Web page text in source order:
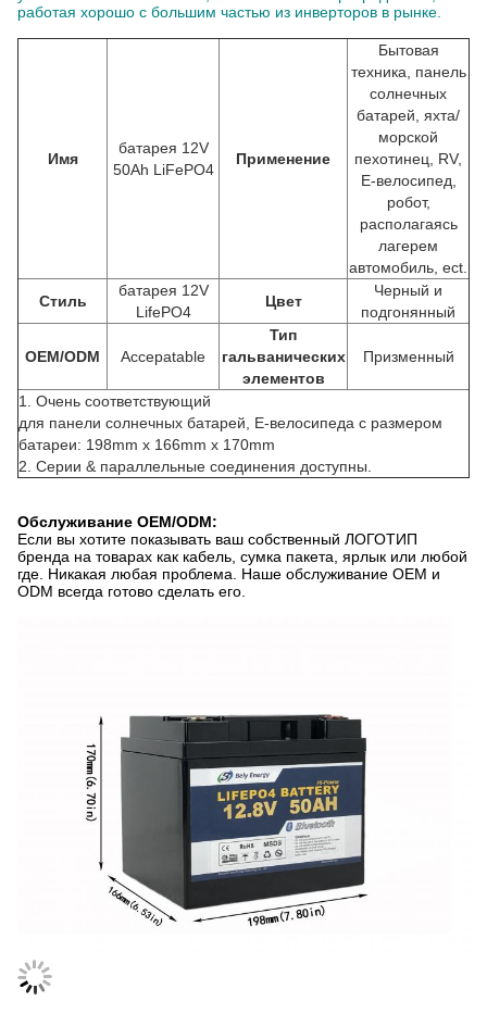
работая хорошо с большим частью из инверторов в рынке.
Имя
батарея 12V
50Ah LiFePO4
Применение
Бытовая
техника, панель
солнечных
батарей, яхта/
морской
пехотинец, RV,
E-велосипед,
робот,
располагаясь
лагерем
автомобиль, ect.
Стиль
батарея 12V
LifePO4
Цвет
Черный и
подгонянный
OEM/ODM Accepatable
Тип
гальванических
элементов
Призменный
1. Очень соответствующий
для панели солнечных батарей, E-велосипеда с размером
батареи: 198mm x 166mm x 170mm
2. Серии & параллельные соединения доступны.
Обслуживание OEM/ODM:
Если вы хотите показывать ваш собственный ЛОГОТИП
бренда на товарах как кабель, сумка пакета, ярлык или любой
где. Никакая любая проблема. Наше обслуживание OEM и
ODM всегда готово сделать его.